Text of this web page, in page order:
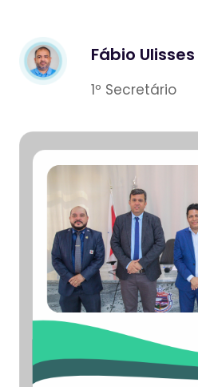
Fábio Ulisses
1º Secretário